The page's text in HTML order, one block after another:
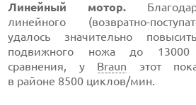
Линейный мотор.
линейного (возвратно-
удалось значительно
подвижного ножа до
сравнения, у Braun этот
в районе 8500 циклов/мин.